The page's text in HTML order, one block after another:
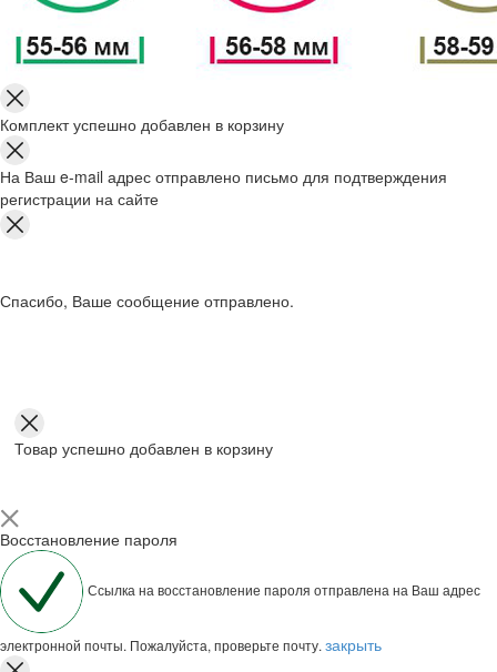
Комплект успешно добавлен в корзину
На Ваш e-mail адрес отправлено письмо для подтверждения
регистрации на сайте
Спасибо, Ваше сообщение отправлено.
Товар успешно добавлен в корзину
Восстановление пароля
Ссылка на восстановление пароля отправлена на Ваш адрес
электронной почты. Пожалуйста, проверьте почту. закрыть